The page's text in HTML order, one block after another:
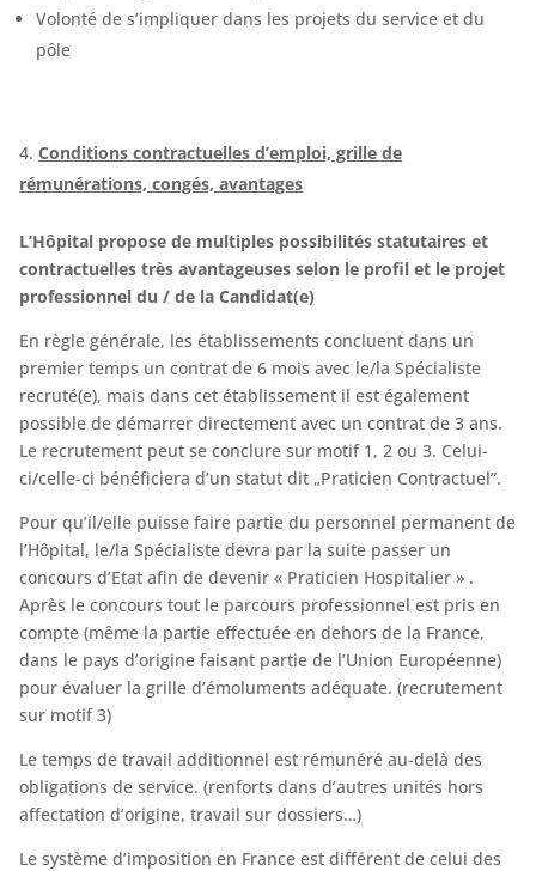
Volonté de s’impliquer dans les projets du service et du
pôle
Conditions contractuelles d’emploi, grille de
rémunérations, congés, avantages
L’Hôpital propose de multiples possibilités statutaires et
contractuelles très avantageuses selon le profil et le projet
professionnel du / de la Candidat(e)
En règle générale, les établissements concluent dans un
premier temps un contrat de 6 mois avec le/la Spécialiste
recruté(e), mais dans cet établissement il est également
possible de démarrer directement avec un contrat de 3 ans.
Le recrutement peut se conclure sur motif 1, 2 ou 3. Celui-
ci/celle-ci bénéficiera d’un statut dit „Praticien Contractuel”.
Pour qu’il/elle puisse faire partie du personnel permanent de
l’Hôpital, le/la Spécialiste devra par la suite passer un
concours d’Etat afin de devenir « Praticien Hospitalier » .
Après le concours tout le parcours professionnel est pris en
compte (même la partie effectuée en dehors de la France,
dans le pays d’origine faisant partie de l’Union Européenne)
pour évaluer la grille d’émoluments adéquate. (recrutement
sur motif 3)
Le temps de travail additionnel est rémunéré au-delà des
obligations de service. (renforts dans d’autres unités hors
affectation d’origine, travail sur dossiers…)
Le système d’imposition en France est différent de celui des